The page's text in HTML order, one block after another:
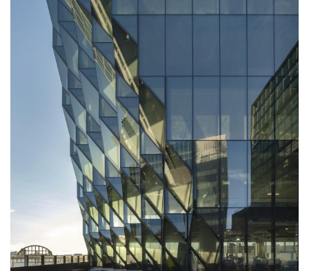
观
建
登录 注册
现出了这位明星建筑师的风格理念，并展示了如何使用这种
约束条件产生令人兴奋的设计。最终形成了一个雕塑立面，
并突出了室内空间和室外空间的围护结构。同时较高的楼层
中有充足的光线和空气。在设计层面，建筑的角落通过精心
设计，创建了私人阳台，并能俯瞰高线公园和哈德逊河。该
大楼的底层一层较窄，而较高的楼层较宽。